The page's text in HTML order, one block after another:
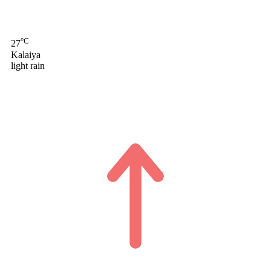
27°C
Kalaiya
light rain